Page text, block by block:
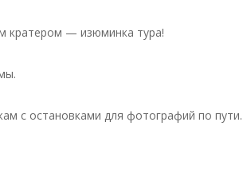
кратером — изюминка тура!
с остановками для фотографий по пути.